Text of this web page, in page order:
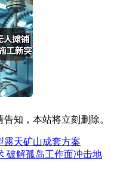
知，本站将立刻删除。
露天矿山成套方案
破解孤岛工作面冲击地